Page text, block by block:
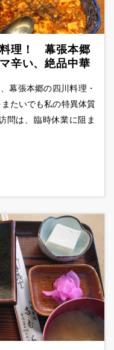
料理！ 幕張本郷
辛い、絶品中華
幕張本郷の四川料理・
たいでも私の特異体質
問は、臨時休業に阻ま